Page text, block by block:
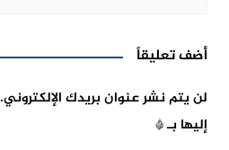
أضف تعليقاً
لن يتم نشر عنوان بريدك الإلكتروني.
إليها بـ*